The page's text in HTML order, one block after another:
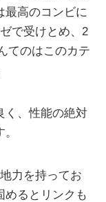
最高のコンビに
で受けとめ、2
てのはこのカテ
く、性能の絶対
力を持ってお
めるとリンクも